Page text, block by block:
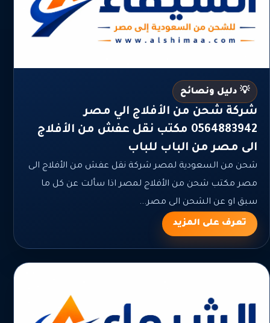
💡 دليل ونصائح
شركة شحن من الأفلاج الي مصر
0564883942 مكتب نقل عفش من الأفلاج
الى مصر من الباب للباب
شحن من السعودية لمصر شركة نقل عفش من الأفلاج الى
مصر مكتب شحن من الأفلاج لمصر اذا سألت عن كل ما
سبق او عن الشحن الى مصر...
تعرف على المزيد